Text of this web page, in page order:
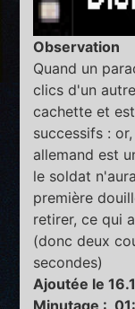
Observation
Quand un
clics d'un
cachette et
successifs :
allemand est
le soldat
première
retirer, ce qui
(donc deux
secondes)
Ajoutée le